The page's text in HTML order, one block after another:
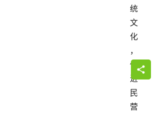
统
文
化
，
促
进
民
营